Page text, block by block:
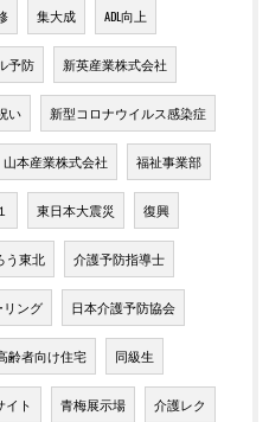
集大成 ADL向上
予防 新英産業株式会社
い 新型コロナウイルス感染症
山本産業株式会社 福祉事業部
東日本大震災 復興
う東北 介護予防指導士
リング 日本介護予防協会
齢者向け住宅 同級生
イト 青梅展示場 介護レク